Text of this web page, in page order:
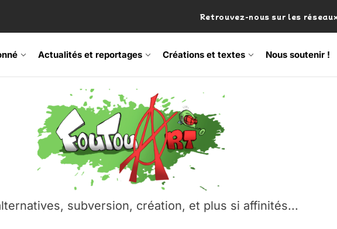
Retrouvez-nous sur les
Actualités et reportages Créations et textes Nous soutenir !
subversion, création, et plus si affinités...
Frisson Fripon – vernissage 21 mai (Lyon)
Festival – Samedi 18 juillet (Vaulx-en-Velin)
– Ŝtono, un livre réalisé par Michaël Moretti & Pierre Lacôte
contre l’A412 à l’Établi (Haute-Savoie)